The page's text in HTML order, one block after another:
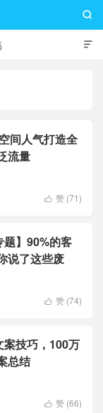


间人气打造全
流量
 赞 (71)
题】90%的客
说了这些废
 赞 (74)
案技巧，100万
总结
 赞 (66)